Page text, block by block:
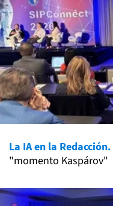
La IA en la Redacción.
"momento Kaspárov"